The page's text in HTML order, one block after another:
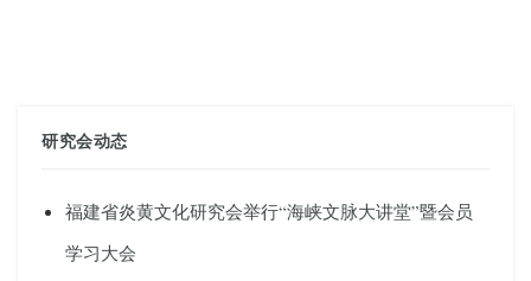
研究会动态
福建省炎黄文化研究会举行“海峡文脉大讲堂”暨会员
学习大会